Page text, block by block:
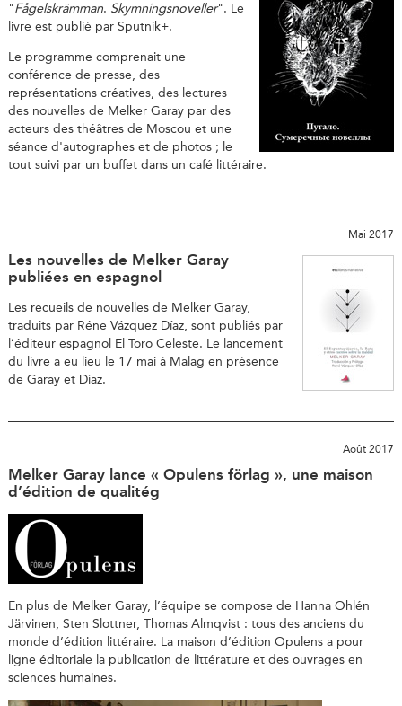
"Fågelskrämman. Skymningsnoveller". Le
livre est publié par Sputnik+.
Le programme comprenait une
conférence de presse, des
représentations créatives, des lectures
des nouvelles de Melker Garay par des
acteurs des théâtres de Moscou et une
séance d'autographes et de photos ; le
tout suivi par un buffet dans un café littéraire.
Mai 2017
Les nouvelles de Melker Garay
publiées en espagnol
Les recueils de nouvelles de Melker Garay,
traduits par Réne Vázquez Díaz, sont publiés par
l’éditeur espagnol El Toro Celeste. Le lancement
du livre a eu lieu le 17 mai à Malag en présence
de Garay et Díaz.
Août 2017
Melker Garay lance « Opulens förlag », une maison
d’édition de qualitég
En plus de Melker Garay, l’équipe se compose de Hanna Ohlén
Järvinen, Sten Slottner, Thomas Almqvist : tous des anciens du
monde d’édition littéraire. La maison d’édition Opulens a pour
ligne éditoriale la publication de littérature et des ouvrages en
sciences humaines.